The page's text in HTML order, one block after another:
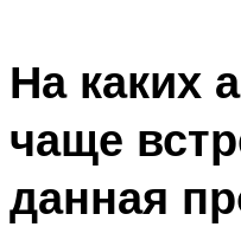
На каких
чаще
данная